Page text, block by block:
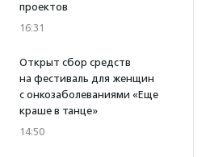
проектов
16:31
Открыт сбор средств
на фестиваль для женщин
с онкозаболеваниями «Еще
краше в танце»
14:50